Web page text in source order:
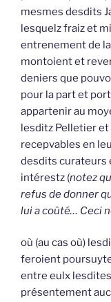
mesmes desdits
lesquelz fraiz et
entrenement de
montoient et
deniers que
pour la part et
appartenir au
lesditz Pelletier
recepvables en
desdits curateurs
intérestz (notez
refus de donner
lui a coûté… Ceci
où (au cas où)
feroient
entre eulx
présentement